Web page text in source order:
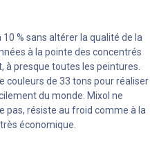
% sans altérer la qualité de la
à la pointe des concentrés
à presque toutes les peintures.
couleurs de 33 tons pour réaliser
du monde. Mixol ne
pas, résiste au froid comme à la
économique.